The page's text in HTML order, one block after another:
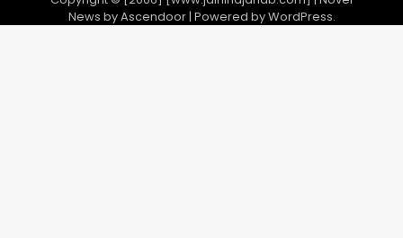
News byAscendoor| Powered byWordPress.